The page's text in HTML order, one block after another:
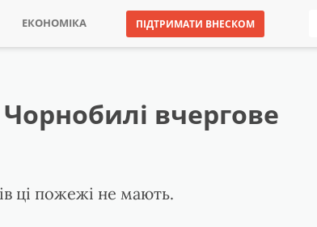
ЕКОНОМІКА ПІДТРИМАТИ ВНЕСКОМ
вчергове
ці пожежі не мають.